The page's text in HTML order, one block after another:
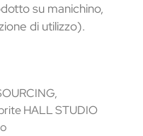
su manichino,
di utilizzo).
HALL STUDIO